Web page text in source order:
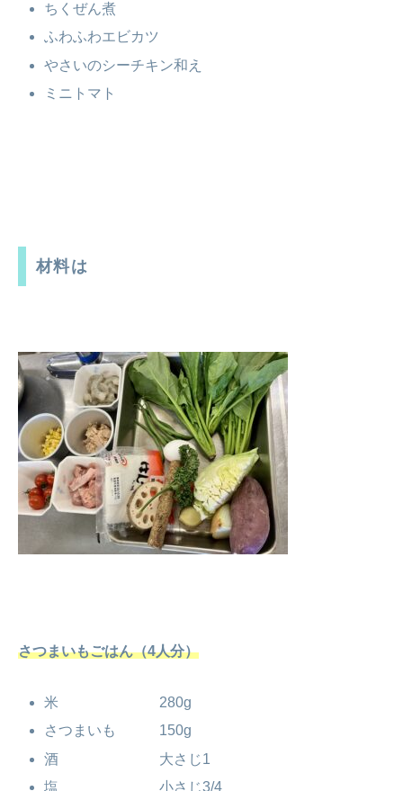
ちくぜん煮
ふわふわエビカツ
やさいのシーチキン和え
ミニトマト
材料は
さつまいもごはん（4人分）
米 280g
さつまいも 150g
酒 大さじ1
塩 小さじ3/4